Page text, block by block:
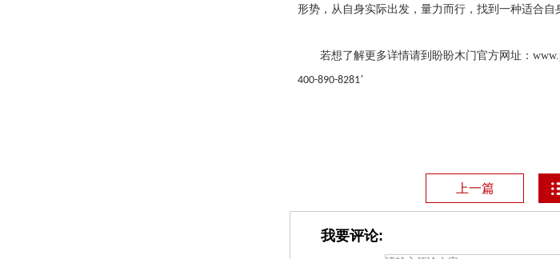
形势，从自身实际出发，量力而行，找到一种适合自
若想了解更多详情请到盼盼木门官方网址：
400-890-8281’
上一篇
我要评论: